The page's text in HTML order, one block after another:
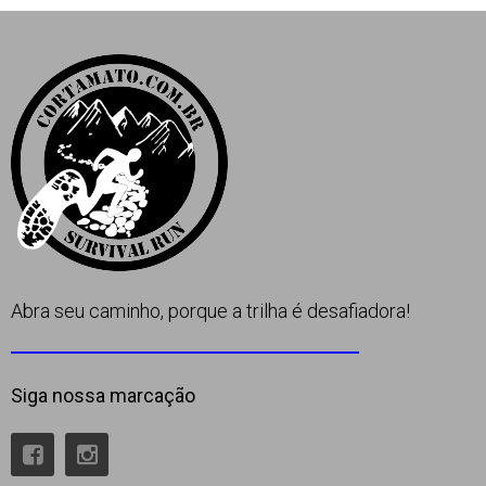
Contato
Abra seu caminho, porque a trilha é desafiadora!
Siga nossa marcação